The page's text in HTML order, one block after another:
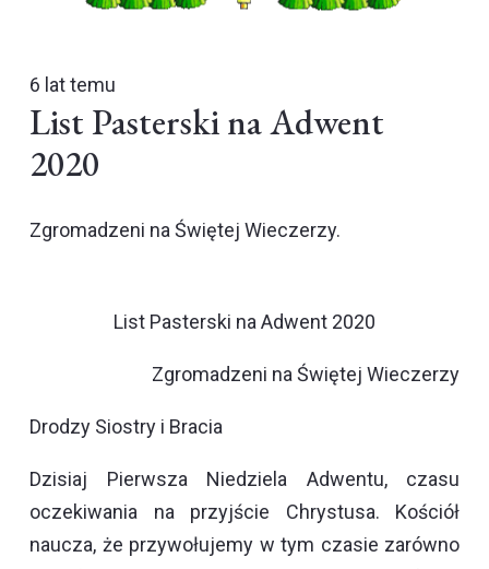
6 lat temu
List Pasterski na Adwent
2020
Zgromadzeni na Świętej Wieczerzy.
List Pasterski na Adwent 2020
Zgromadzeni na Świętej Wieczerzy
Drodzy Siostry i Bracia
Dzisiaj Pierwsza Niedziela Adwentu, czasu
oczekiwania na przyjście Chrystusa. Kościół
naucza, że przywołujemy w tym czasie zarówno